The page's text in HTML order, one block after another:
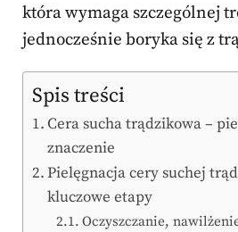
która wymaga szczególnej
jednocześnie boryka się z
Spis treści
Cera sucha trądzikowa –
znaczenie
Pielęgnacja cery suchej
kluczowe etapy
Oczyszczanie,